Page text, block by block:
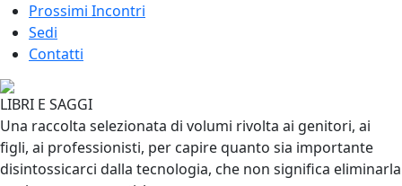
Prossimi Incontri
Sedi
Contatti
LIBRI E SAGGI
Una raccolta selezionata di volumi rivolta ai genitori, ai
figli, ai professionisti, per capire quanto sia importante
disintossicarci dalla tecnologia, che non significa eliminarla